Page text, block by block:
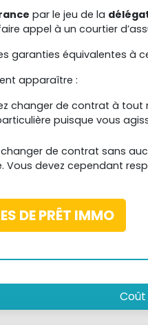
par le jeu de la
appel à un courtier
garanties équivalentes à
apparaître :
changer de contrat à tout
puisque vous
de contrat sans
devez cependant
DE PRÊT IMMO